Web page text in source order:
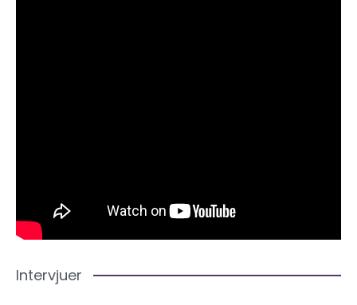
Intervjuer